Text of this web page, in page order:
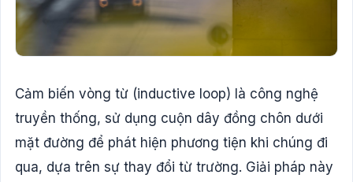
Cảm biến vòng từ (inductive loop) là công nghệ
truyền thống, sử dụng cuộn dây đồng chôn dưới
mặt đường để phát hiện phương tiện khi chúng đi
qua, dựa trên sự thay đổi từ trường. Giải pháp này